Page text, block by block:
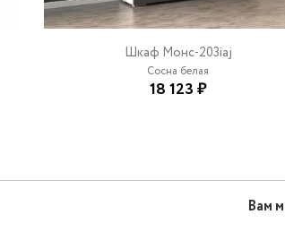
Шкаф Монс-203iaj
Сосна белая
18 123 ₽
Вам